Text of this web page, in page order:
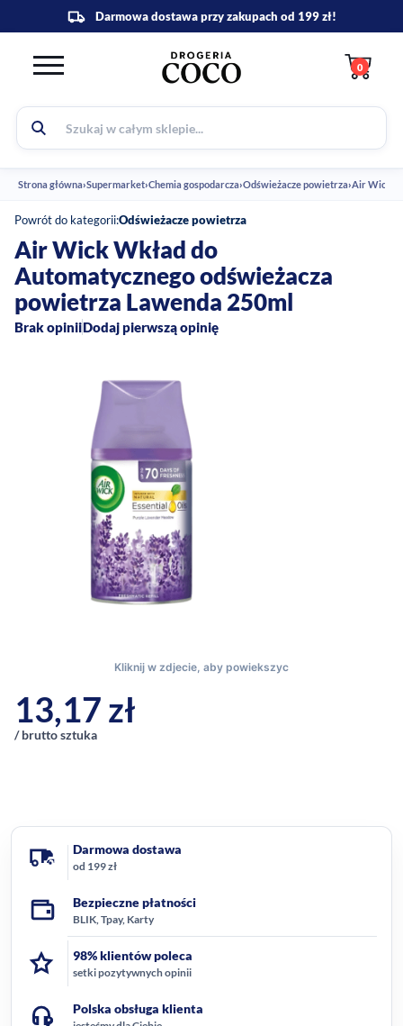
0
Strona główna›Supermarket›Chemia gospodarcza›Odświeżacze powietrza›Air Wick
Powrót do kategorii:Odświeżacze powietrza
Air Wick Wkład do
Automatycznego odświeżacza
powietrza Lawenda 250ml
Brak opiniiDodaj pierwszą opinię
13,17zł
/ brutto sztuka
Darmowa dostawa
od 199 zł
Bezpieczne płatności
BLIK, Tpay, Karty
98% klientów poleca
setki pozytywnych opinii
Polska obsługa klienta